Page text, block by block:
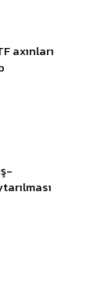
axınları